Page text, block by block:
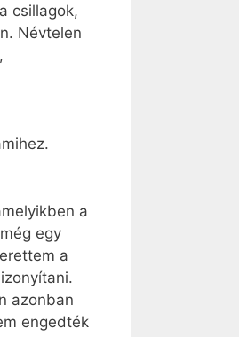
csillagok,
Névtelen
a
egy
a
azonban
engedték